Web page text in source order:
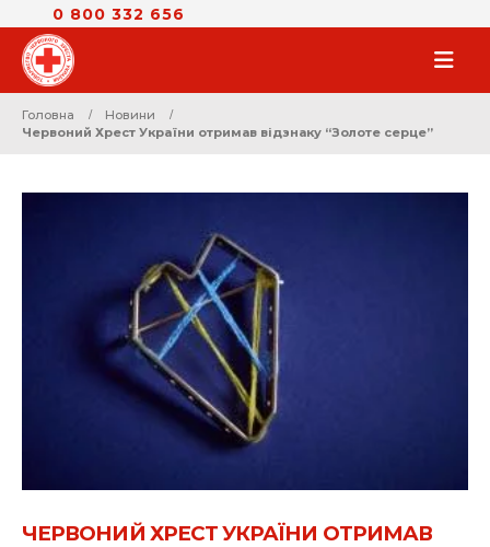
0 800 332 656
Головна
Новини
Червоний Хрест України отримав відзнаку “Золоте серце”
ЧЕРВОНИЙ ХРЕСТ УКРАЇНИ ОТРИМАВ